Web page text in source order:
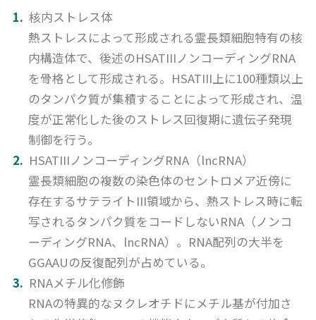
核内ストレス体
熱ストレスによって形成される霊長類細胞特有の核
内構造体で、後述のHSATIIIノンコーディングRNA
を骨格として形成される。HSATIII上に100種類以上
のタンパク質が集積することによって形成され、温
度が正常化した後のストレス回復期に遺伝子発現
制御を行う。
HSATIIIノンコーディングRNA（lncRNA）
霊長類細胞の複数の染色体のセントロメア近傍に
存在するサテライトIII領域から、熱ストレス時に転
写されるタンパク質をコードしないRNA（ノンコ
ーディングRNA、lncRNA）。RNA配列の大半を
GGAAUの反復配列が占めている。
RNAメチル化修飾
RNAの特異的なヌクレオチドにメチル基が付加さ